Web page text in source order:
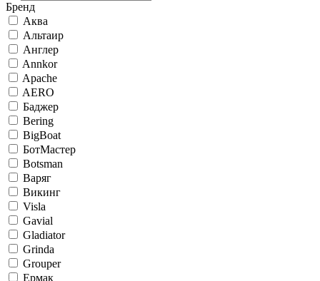
Бренд
Аква
Альтаир
Англер
Annkor
Apache
AERO
Баджер
Bering
BigBoat
БотМастер
Botsman
Варяг
Викинг
Visla
Gavial
Gladiator
Grinda
Grouper
Ермак